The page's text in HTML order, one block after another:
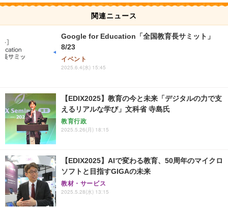
関連ニュース
Google for Education「全国教育長サミット」
8/23
イベント
2025.6.4(水) 15:45
【EDIX2025】教育の今と未来「デジタルの力で支
えるリアルな学び」文科省 寺島氏
教育行政
2025.5.26(月) 18:15
【EDIX2025】AIで変わる教育、50周年のマイクロ
ソフトと目指すGIGAの未来
教材・サービス
2025.5.28(水) 13:15